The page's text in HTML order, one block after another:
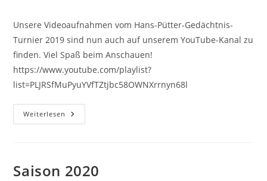
Unsere Videoaufnahmen vom Hans-Pütter-Gedächtnis-
Turnier 2019 sind nun auch auf unserem YouTube-Kanal zu
finden. Viel Spaß beim Anschauen!
https://www.youtube.com/playlist?
list=PLJRSfMuPyuYVfTZtjbc58OWNXrrnyn68l
Weiterlesen Videos
Vom
2019
Saison 2020